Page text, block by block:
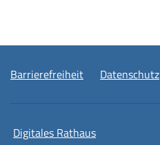
Barrierefreiheit Datenschutz
Digitales Rathaus